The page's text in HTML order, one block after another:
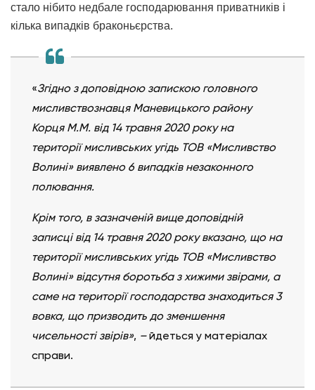
стало нібито недбале господарювання приватників і
кілька випадків браконьєрства.
«Згідно з доповідною запискою головного
мисливствознавця Маневицького району
Корця М.М. від 14 травня 2020 року на
території мисливських угідь ТОВ «Мисливство
Волині» виявлено 6 випадків незаконного
полювання.
Крім того, в зазначеній вище доповідній
записці від 14 травня 2020 року вказано, що на
території мисливських угідь ТОВ «Мисливство
Волині» відсутня боротьба з хижими звірами, а
саме на території господарства знаходиться 3
вовка, що призводить до зменшення
чисельності звірів», –йдеться у матеріалах
справи.